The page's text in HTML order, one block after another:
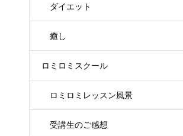
ダイエット
癒し
ロミロミスクール
ロミロミレッスン風景
受講生のご感想